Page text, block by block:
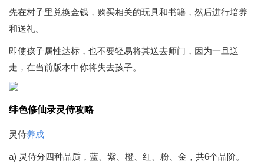
先在村子里兑换金钱，购买相关的玩具和书籍，然后进行培养
和送礼。
即使孩子属性达标，也不要轻易将其送去师门，因为一旦送
走，在当前版本中你将失去孩子。
绯色修仙录灵侍攻略
灵侍养成
a) 灵侍分四种品质，蓝、紫、橙、红、粉、金，共6个品阶。